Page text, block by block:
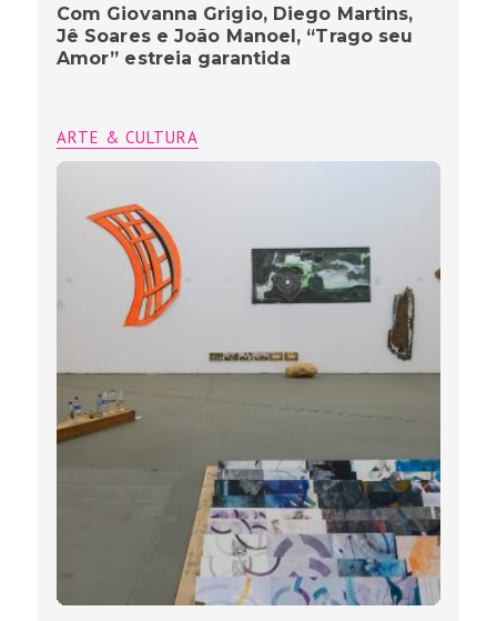
Com Giovanna Grigio, Diego Martins,
Jê Soares e João Manoel, “Trago seu
Amor” estreia garantida
ARTE & CULTURA